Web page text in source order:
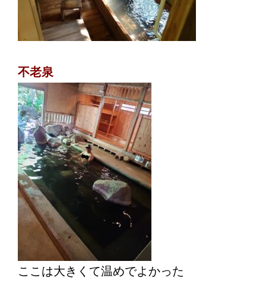
不老泉
ここは大きくて温めでよかった